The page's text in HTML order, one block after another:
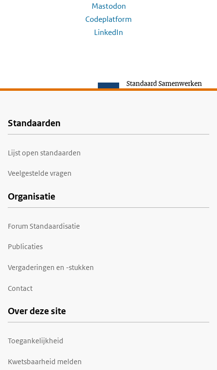
Mastodon
Codeplatform
LinkedIn
Standaard Samenwerken
Voet
Standaarden
Lijst open standaarden
Veelgestelde vragen
Organisatie
Forum Standaardisatie
Publicaties
Vergaderingen en -stukken
Contact
Over deze site
Toegankelijkheid
Kwetsbaarheid melden